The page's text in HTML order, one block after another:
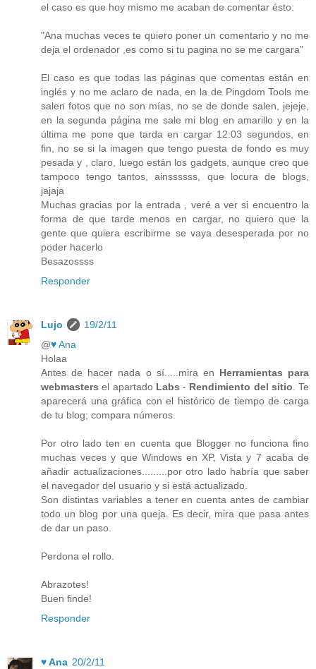
el caso es que hoy mismo me acaban de comentar ésto:
"Ana muchas veces te quiero poner un comentario y no me
deja el ordenador ,es como si tu pagina no se me cargara"
El caso es que todas las páginas que comentas están en
inglés y no me aclaro de nada, en la de Pingdom Tools me
salen fotos que no son mías, no se de donde salen, jejeje,
en la segunda página me sale mi blog en amarillo y en la
última me pone que tarda en cargar 12:03 segundos, en
fin, no se si la imagen que tengo puesta de fondo es muy
pesada y , claro, luego están los gadgets, aunque creo que
tampoco tengo tantos, ainssssss, que locura de blogs,
jajaja
Muchas gracias por la entrada , veré a ver si encuentro la
forma de que tarde menos en cargar, no quiero que la
gente que quiera escribirme se vaya desesperada por no
poder hacerlo
Besazossss
Responder
Lujo
19/2/11
@♥ Ana
Holaa
Antes de hacer nada o sí.....mira en Herramientas para
webmasters el apartado Labs - Rendimiento del sitio . Te
aparecerá una gráfica con el histórico de tiempo de carga
de tu blog; compara números.
Por otro lado ten en cuenta que Blogger no funciona fino
muchas veces y que Windows en XP, Vista y 7 acaba de
añadir actualizaciones.........por otro lado habría que saber
el navegador del usuario y si está actualizado.
Son distintas variables a tener en cuenta antes de cambiar
todo un blog por una queja. Es decir, mira que pasa antes
de dar un paso.
Perdona el rollo.
Abrazotes!
Buen finde!
Responder
♥ Ana 20/2/11